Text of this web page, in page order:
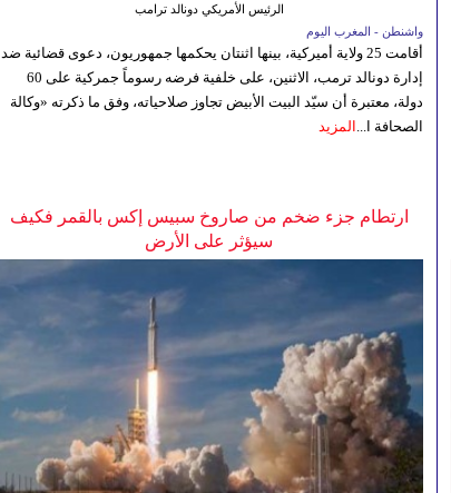
الرئيس الأمريكي دونالد ترامب
واشنطن - المغرب اليوم
أقامت 25 ولاية أميركية، بينها اثنتان يحكمها جمهوريون، دعوى قضائية ضد
إدارة دونالد ترمب، الاثنين، على خلفية فرضه رسوماً جمركية على 60
دولة، معتبرة أن سيّد البيت الأبيض تجاوز صلاحياته، وفق ما ذكرته «وكالة
الصحافة ا... المزيد
ارتطام جزء ضخم من صاروخ سبيس إكس بالقمر فكيف
سيؤثر على الأرض